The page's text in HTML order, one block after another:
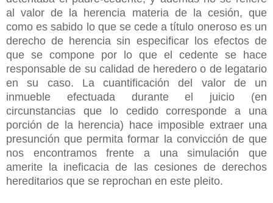
al valor de la herencia materia de la cesión, que
como es sabido lo que se cede a título oneroso es un
derecho de herencia sin especificar los efectos de
que se compone por lo que el cedente se hace
responsable de su calidad de heredero o de legatario
en su caso. La cuantificación del valor de un
inmueble efectuada durante el juicio (en
circunstancias que lo cedido corresponde a una
porción de la herencia) hace imposible extraer una
presunción que permita formar la convicción de que
nos encontramos frente a una simulación que
amerite la ineficacia de las cesiones de derechos
hereditarios que se reprochan en este pleito.